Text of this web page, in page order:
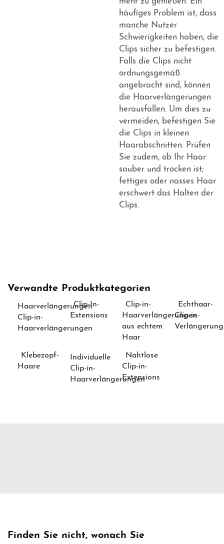
häufiges Problem ist, dass
manche Nutzer
Schwierigkeiten haben, die
Clips sicher zu befestigen.
Falls die Clips nicht
ordnungsgemäß
angebracht sind, können
die Haarverlängerungen
herausfallen. Um dies zu
vermeiden, befestigen Sie
die Clips in kleinen
Haarabschnitten. Prüfen
Sie zudem, ob Ihr Haar
sauber und trocken ist;
fettiges oder nasses Haar
erschwert das Halten der
Clips.
Verwandte Produktkategorien
Haarverlängerungen
Clip-in-
Haarverlängerungen
Clip-In-
Extensions
Clip-in-
Haarverlängerungen
aus echtem
Haar
Echthaar-
Clip-in-
Klebezopf-
Haare
Individuelle
Clip-in-
Haarverlängerungen
Nahtlose
Clip-in-
Extensions
Finden Sie nicht, wonach Sie